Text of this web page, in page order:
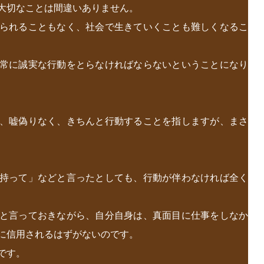
なことは間違いありません。
れることもなく、社会で生きていくことも難しくなるこ
に誠実な行動をとらなければならないということになり
嘘偽りなく、きちんと行動することを指しますが、まさ
って」などと言ったとしても、行動が伴わなければ全く
言っておきながら、自分自身は、真面目に仕事をしなか
用されるはずがないのです。
。